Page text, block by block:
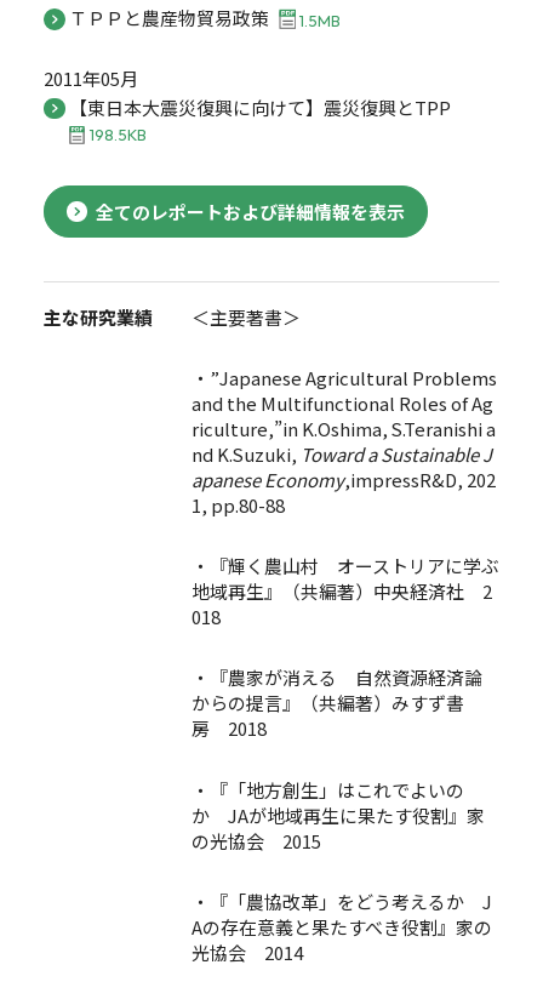
ＴＰＰと農産物貿易政策
1.5MB
2011年05月
【東日本大震災復興に向けて】震災復興とTPP
198.5KB
全てのレポートおよび詳細情報を表示
主な研究業績 ＜主要著書＞
・”Japanese Agricultural Problems
and the Multifunctional Roles of Ag
riculture,”in K.Oshima, S.Teranishi a
nd K.Suzuki, Toward a Sustainable J
apanese Economy,impressR&D, 202
1, pp.80-88
・『輝く農山村 オーストリアに学ぶ
地域再生』（共編著）中央経済社 2
018
・『農家が消える 自然資源経済論
からの提言』（共編著）みすず書
房 2018
・『「地方創生」はこれでよいの
か JAが地域再生に果たす役割』家
の光協会 2015
・『「農協改革」をどう考えるか J
Aの存在意義と果たすべき役割』家の
光協会 2014